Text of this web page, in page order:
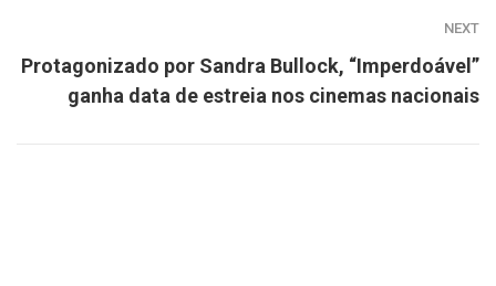
NEXT
Protagonizado por Sandra Bullock, “Imperdoável”
ganha data de estreia nos cinemas nacionais